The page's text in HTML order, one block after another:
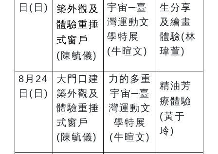
日(日)
築外觀及
體驗重捶
式窗戶
(陳毓儀)
宇宙─臺
灣運動文
學特展
(牛暄文)
生分享
及繪畫
體驗(林
瑋萱)
8 月24
日(日)
大門口建
築外觀及
體驗重捶
式窗戶
(陳毓儀)
力的多重
宇宙─臺
灣運動文
學特展
(牛暄文)
精油芳
療體驗
(黃于
玲)